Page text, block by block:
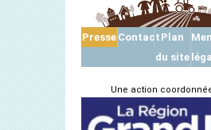
Presse Contact Plan
du site
Une action